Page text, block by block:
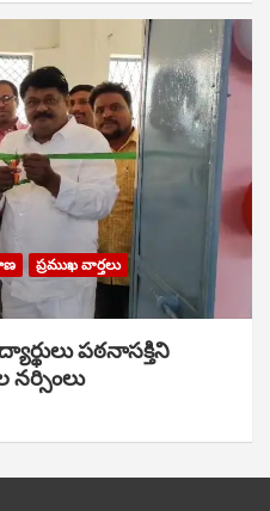
ప్రముఖ వార్తలు
పఠ‌నాసక్తిని